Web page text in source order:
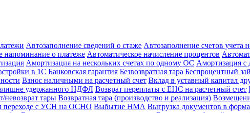
Автозаполнение сведений о стаже Автозаполнение счетов учета
напоминание о платеже Автоматическое начисление процентов
Амортизация на нескольких счетах по одному ОС Амортизация
в 1С Банковская гарантия Безвозвратная тара Беспроцентный
Взнос наличными на расчетный счет Вклад в уставный капитал
удержанного НДФЛ Возврат переплаты с ЕНС на расчетный счет
невозврат тары Возвратная тара (производство и реализация)
с УСН на ОСНО Выбытие НМА Выгрузка документов в